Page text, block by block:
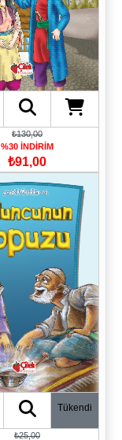
₺130,00
%30 İNDİRİM
₺91,00
Tükendi
₺25,00